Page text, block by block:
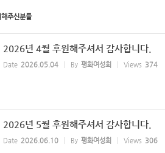
주신분들
2026년 4월 후원해주셔서 감사합니다.
Date 2026.05.04 By 평화여성회 Views 374
2026년 5월 후원해주셔서 감사합니다.
Date 2026.06.10 By 평화여성회 Views 306